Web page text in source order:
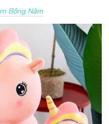
Bông Nằm